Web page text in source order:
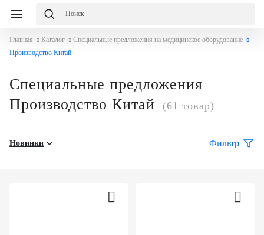
Главная Каталог
Специальные предложения на медицинское оборудование
Производство Китай
Специальные предложения
Производство Китай
(61 товар)
Новинки Фильтр